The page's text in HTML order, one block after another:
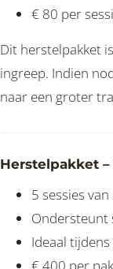
€ 80 per
Dit herstelpakket
ingreep. Indien
naar een groter
Herstelpakket
5 sessies
Ondersteunt
Ideaal